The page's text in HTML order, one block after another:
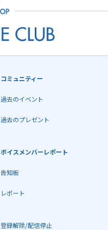
コミュニティー
過去のイベント
過去のプレゼント
ボイスメンバーレポート
告知板
レポート
登録解除/配信停止